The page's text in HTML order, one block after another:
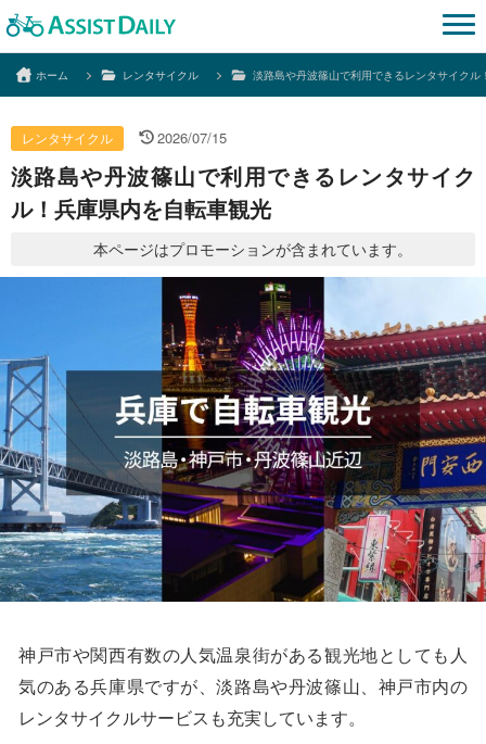
ホーム レンタサイクル 淡路島や丹波篠山で利用できるレンタサイクル
レンタサイクル 2026/07/15
淡路島や丹波篠山で利用できるレンタサイク
ル！兵庫県内を自転車観光
本ページはプロモーションが含まれています。
神戸市や関西有数の人気温泉街がある観光地としても人
気のある兵庫県ですが、淡路島や丹波篠山、神戸市内の
レンタサイクルサービスも充実しています。